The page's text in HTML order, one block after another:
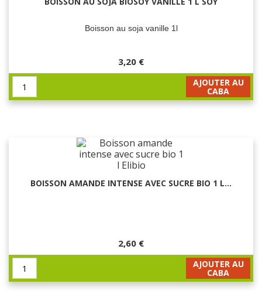
Boisson au soja vanille 1l
3,20 €
AJOUTER AU
CABA
BOISSON AMANDE INTENSE AVEC SUCRE BIO 1 L...
2,60 €
AJOUTER AU
CABA